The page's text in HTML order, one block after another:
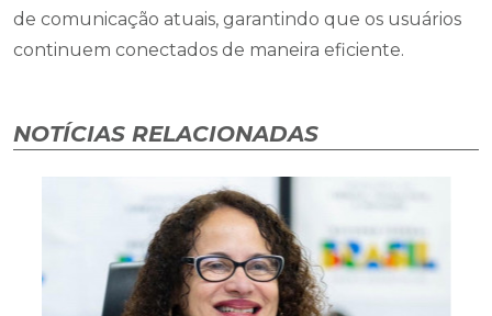
de comunicação atuais, garantindo que os usuários
continuem conectados de maneira eficiente.
NOTÍCIAS RELACIONADAS